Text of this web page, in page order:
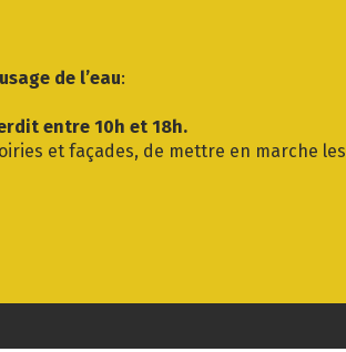
de l’eau:
entre 10h et 18h.
et façades, de mettre en marche les